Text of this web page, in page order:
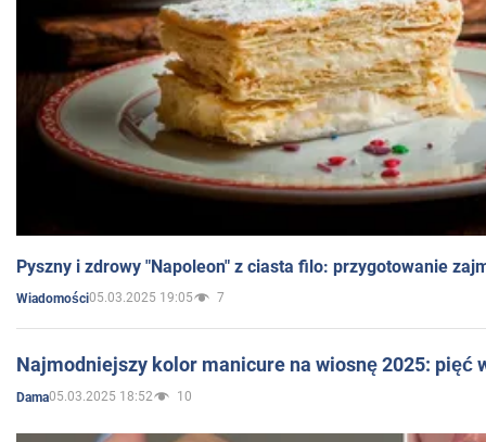
Pyszny i zdrowy "Napoleon" z ciasta filo: przygotowanie
Wiadomości05.03.2025 19:05 7
Najmodniejszy kolor manicure na wiosnę 2025: pięć
Dama05.03.2025 18:52 10